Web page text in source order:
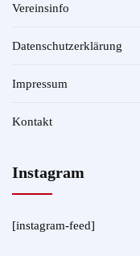
Vereinsinfo
Datenschutzerklärung
Impressum
Kontakt
Instagram
[instagram-feed]